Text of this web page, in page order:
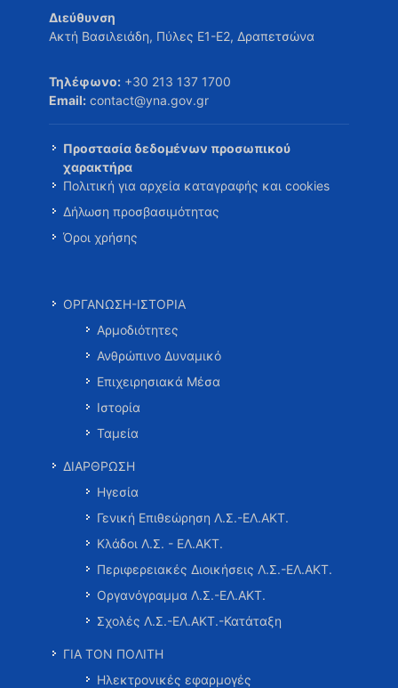
Διεύθυνση
Ακτή Βασιλειάδη, Πύλες Ε1-Ε2, Δραπετσώνα
Τηλέφωνο: +30 213 137 1700
Email: contact@yna.gov.gr
Προστασία δεδομένων προσωπικού
χαρακτήρα
Πολιτική για αρχεία καταγραφής και cookies
Δήλωση προσβασιμότητας
Όροι χρήσης
ΟΡΓΑΝΩΣΗ-ΙΣΤΟΡΙΑ
Αρμοδιότητες
Ανθρώπινο Δυναμικό
Επιχειρησιακά Μέσα
Ιστορία
Ταμεία
ΔΙΑΡΘΡΩΣΗ
Ηγεσία
Γενική Επιθεώρηση Λ.Σ.-ΕΛ.ΑΚΤ.
Κλάδοι Λ.Σ. - ΕΛ.ΑΚΤ.
Περιφερειακές Διοικήσεις Λ.Σ.-ΕΛ.ΑΚΤ.
Οργανόγραμμα Λ.Σ.-ΕΛ.ΑΚΤ.
Σχολές Λ.Σ.-ΕΛ.ΑΚΤ.-Κατάταξη
ΓΙΑ ΤΟΝ ΠΟΛΙΤΗ
Ηλεκτρονικές εφαρμογές